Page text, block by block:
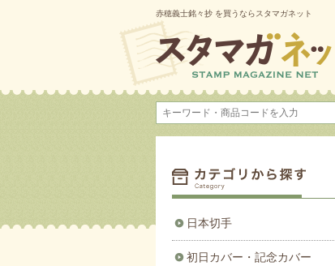
赤穂義士銘々抄 を買うならスタマガネット
日本切手
初日カバー・記念カバー